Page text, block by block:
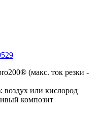
(макс. ток резки -
воздух или кислород
композит